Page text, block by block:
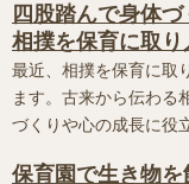
四股踏んで身体
相撲を保育に取り
最近、相撲を保育に取
ます。古来から伝わる
づくりや心の成長に役
保育園で生き物